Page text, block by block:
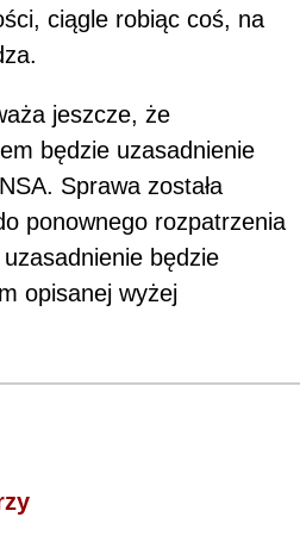
ciągle robiąc coś, na
jeszcze, że
będzie uzasadnienie
Sprawa została
ponownego rozpatrzenia
będzie
opisanej wyżej